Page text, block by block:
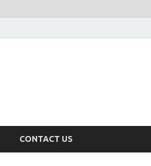
CONTACT US